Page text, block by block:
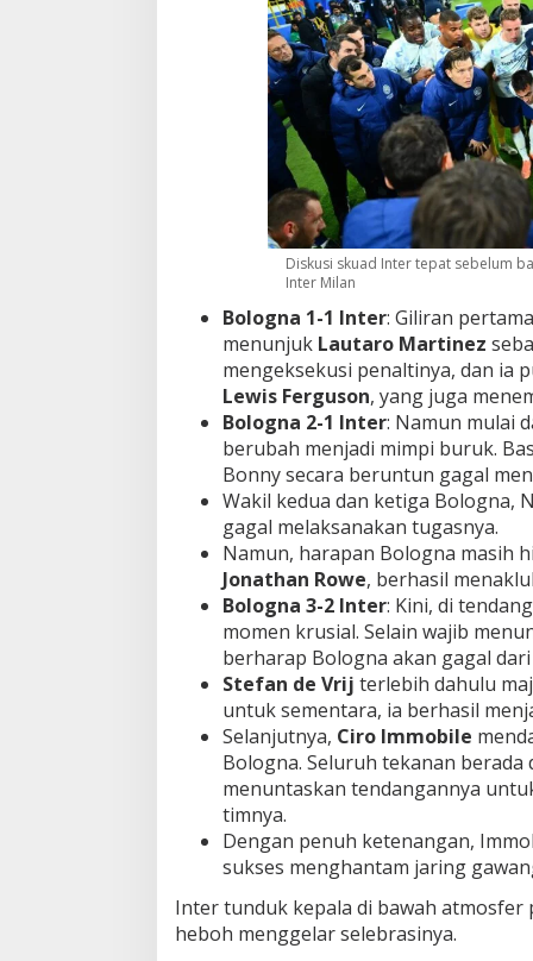
Diskusi skuad Inter tepat sebelum
Inter Milan
Bologna 1-1 Inter: Giliran
menunjuk Lautaro Martinez
mengeksekusi penaltinya, dan ia
Lewis Ferguson, yang juga
Bologna 2-1 Inter: Namun mulai
berubah menjadi mimpi buruk.
Bonny secara beruntun gagal
Wakil kedua dan ketiga Bologna,
gagal melaksanakan tugasnya.
Namun, harapan Bologna masih
Jonathan Rowe, berhasil
Bologna 3-2 Inter: Kini, di
momen krusial. Selain wajib
berharap Bologna akan gagal
Stefan de Vrij terlebih dahulu
untuk sementara, ia berhasil
Selanjutnya, Ciro Immobile
Bologna. Seluruh tekanan
menuntaskan tendangannya
timnya.
Dengan penuh ketenangan,
sukses menghantam jaring
Inter tunduk kepala di bawah
heboh menggelar selebrasinya.